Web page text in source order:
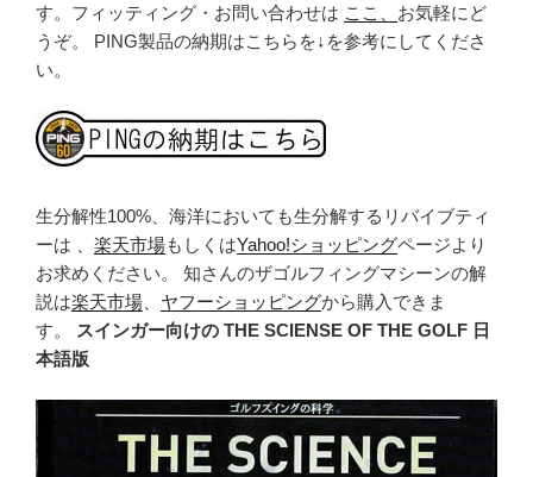
す。フィッティング・お問い合わせは ここ、 お気軽にど
うぞ。 PING製品の納期はこちらを↓を参考にしてくださ
い。
生分解性100%、海洋においても生分解するリバイブティ
ーは 、 楽天市場もしくはYahoo!ショッピングページより
お求めください。 知さんのザゴルフィングマシーンの解
説は楽天市場 ヤフーショッピングから購入できま
す。
スインガー向けの THE SCIENSE OF THE GOLF 日
本語版